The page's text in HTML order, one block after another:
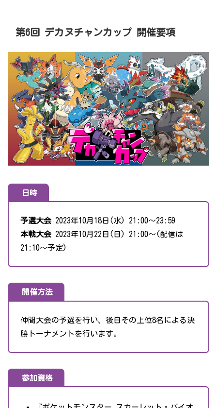
第6回 デカヌチャンカップ 開催要項
日時
予選大会 2023年10月18日(水) 21:00〜23:59
本戦大会 2023年10月22日(日) 21:00～(配信は
21:10～予定)
開催方法
仲間大会の予選を行い、後日その上位8名による決
勝トーナメントを行います。
参加資格